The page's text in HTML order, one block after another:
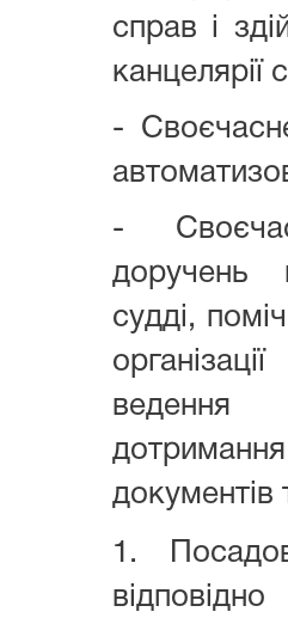
справ і
канцелярії
-
-
доручень
судді,
ведення
документів
1.